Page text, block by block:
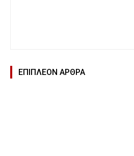
ΕΠΙΠΛΕΟΝ ΑΡΘΡΑ